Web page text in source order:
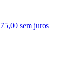
sem juros